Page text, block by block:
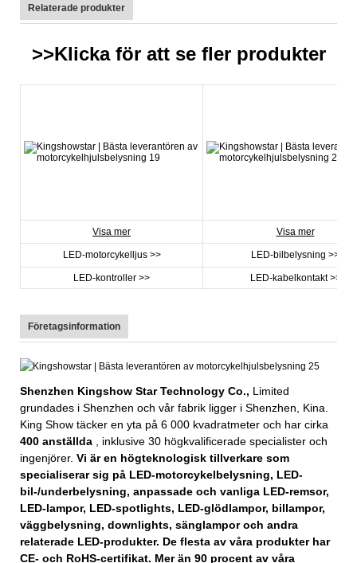
Relaterade produkter
>>Klicka för att se fler produkter
Visa mer Visa mer
LED-motorcykelljus >> LED-bilbelysning >>
LED-kontroller >> LED-kabelkontakt >>
Företagsinformation
Shenzhen Kingshow Star Technology Co., Limited
grundades i Shenzhen och vår fabrik ligger i Shenzhen, Kina.
King Show täcker en yta på 6 000 kvadratmeter och har cirka
400 anställda , inklusive 30 högkvalificerade specialister och
ingenjörer. Vi är en högteknologisk tillverkare som
specialiserar sig på LED-motorcykelbelysning, LED-
bil-/underbelysning, anpassade och vanliga LED-remsor,
LED-lampor, LED-spotlights, LED-glödlampor, billampor,
väggbelysning, downlights, sänglampor och andra
relaterade LED-produkter. De flesta av våra produkter har
CE- och RoHS-certifikat. Mer än 90 procent av våra